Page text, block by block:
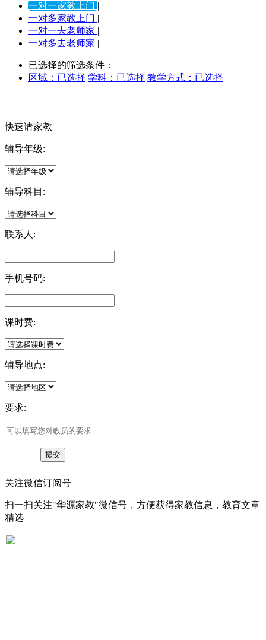
一对一家教上门|
一对多家教上门 |
一对一去老师家 |
一对多去老师家 |
已选择的筛选条件：
区域： 已选择 学科： 已选择 教学方式： 已选择
快速请家教
辅导年级:
辅导科目:
联系人:
手机号码:
课时费:
辅导地点:
要求:
关注微信订阅号
扫一扫关注"华源家教"微信号，方便获得家教信息，教育文章
精选